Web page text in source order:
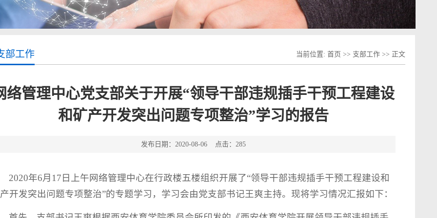
部工作 当前位置: 首页 >> 支部工作 >> 正文
络管理中心党支部关于开展“领导干部违规插手干预工程建设
和矿产开发突出问题专项整治”学习的报告
发布日期：2020-08-06 点击： 285
2020年6月17日上午网络管理中心在行政楼五楼组织开展了“领导干部违规插手干预工程建设和
开发突出问题专项整治”的专题学习，学习会由党支部书记王爽主持。现将学习情况汇报如下：